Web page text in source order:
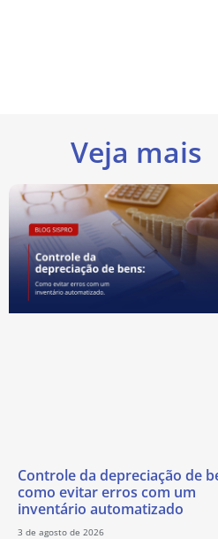
Veja mais
Controle da depreciação de
como evitar erros com um
inventário automatizado
3 de agosto de 2026